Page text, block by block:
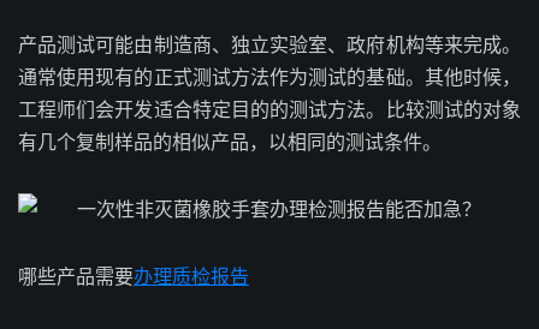
产品测试可能由制造商、独立实验室、政府机构等来完成。
通常使用现有的正式测试方法作为测试的基础。其他时候，
工程师们会开发适合特定目的的测试方法。比较测试的对象
有几个复制样品的相似产品，以相同的测试条件。
哪些产品需要办理质检报告